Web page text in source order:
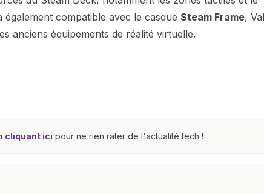
compatible avec le casque Steam Frame,
anciens équipements de réalité virtuelle.
cliquant ici pour ne rien rater de l'actualité tech !